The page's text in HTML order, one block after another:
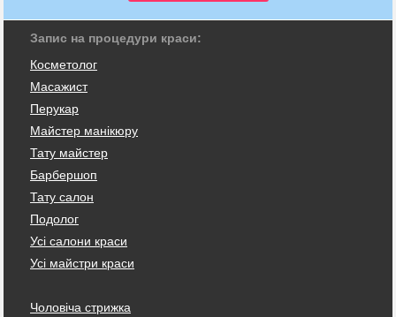
Запис на процедури краси:
Косметолог
Масажист
Перукар
Майстер манікюру
Тату майстер
Барбершоп
Тату салон
Подолог
Усі салони краси
Усі майстри краси
Чоловіча стрижка